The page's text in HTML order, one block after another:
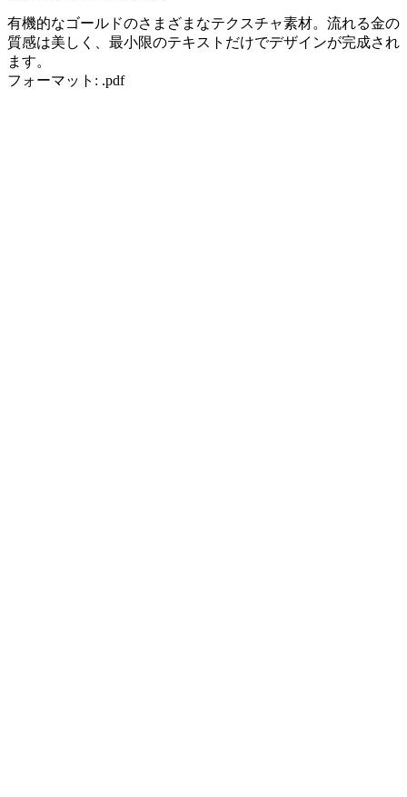
有機的なゴールドのさまざまなテクスチャ素材。流れる金の
質感は美しく、最小限のテキストだけでデザインが完成され
ます。
フォーマット: .pdf